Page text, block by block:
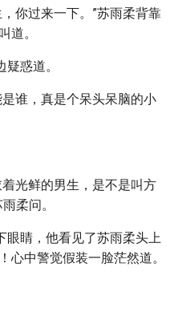
你过来一下。”苏雨柔背靠
道。
惑道。
谁，真是个呆头呆脑的小
光鲜的男生，是不是叫方
柔问。
眼睛，他看见了苏雨柔头上
心中警觉假装一脸茫然道。